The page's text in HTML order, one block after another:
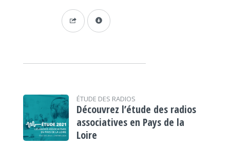
ÉTUDE DES RADIOS
Découvrez l’étude des radios
associatives en Pays de la
Loire